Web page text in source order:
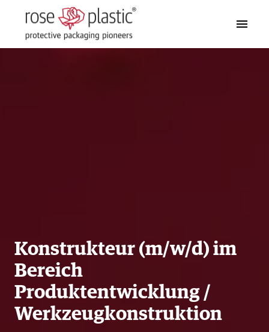
springenStartseite
Konstrukteur (m/w/d) im
Bereich
Produktentwicklung /
Werkzeugkonstruktion